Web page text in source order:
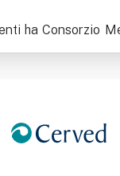
ha Consorzio
A